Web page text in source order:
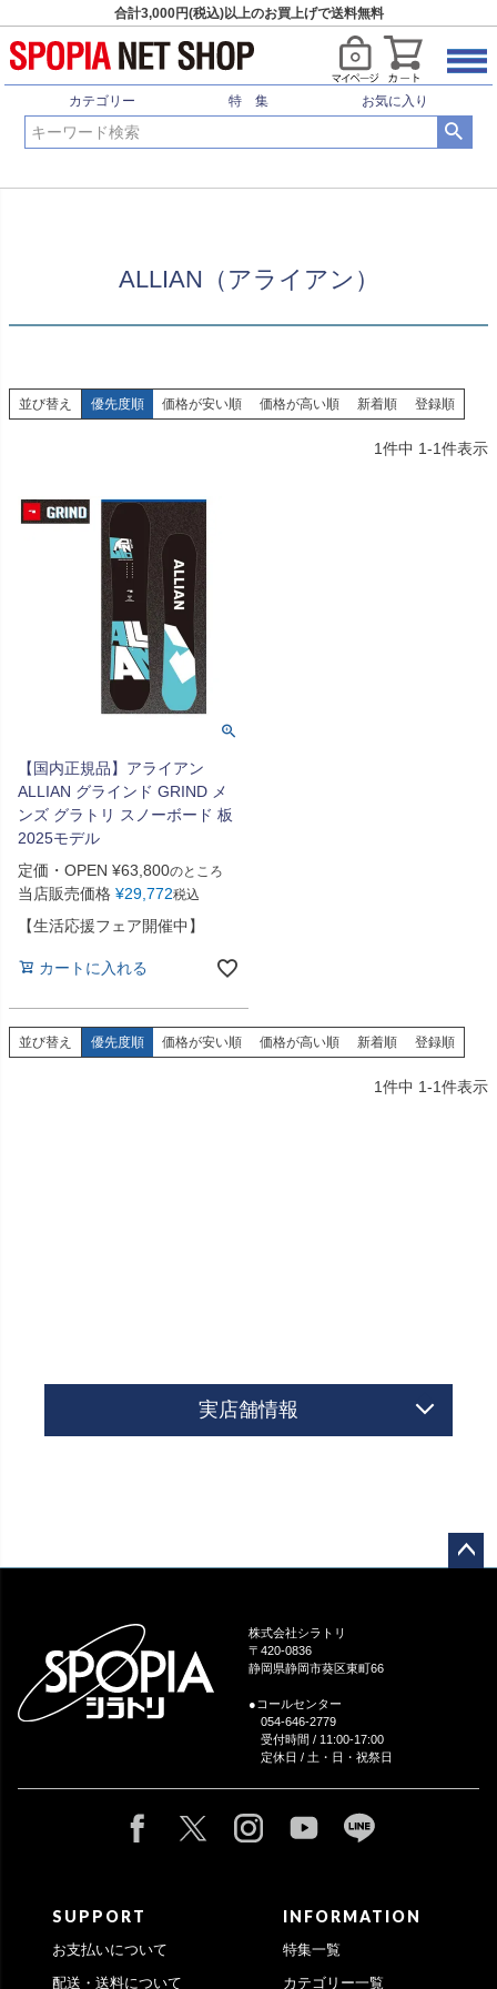
合計3,000円(税込)以上のお買上げで送料無料
カテゴリー 特 集 お気に入り
HOME ウィンタースポーツ スノーボード
ブランド
ALLIAN（アライアン）
ALLIAN（アライアン）
並び替え 優先度順 価格が安い順 価格が高い順 新着順 登録順
1件中 1-1件表示
【国内正規品】アライアン
ALLIAN グラインド GRIND メ
ンズ グラトリ スノーボード 板
2025モデル
定価・OPEN ¥63,800のところ
当店販売価格 ¥29,772税込
【生活応援フェア開催中】
カートに入れる
並び替え 優先度順 価格が安い順 価格が高い順 新着順 登録順
1件中 1-1件表示
実店舗情報
株式会社シラトリ
〒420-0836
静岡県静岡市葵区東町66
●コールセンター
054-646-2779
受付時間 / 11:00-17:00
定休日 / 土・日・祝祭日
SUPPORT
お支払いについて
配送・送料について
INFORMATION
特集一覧
カテゴリー一覧